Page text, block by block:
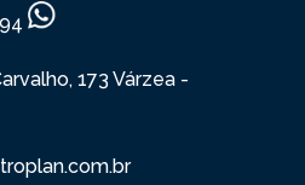
173 Várzea -